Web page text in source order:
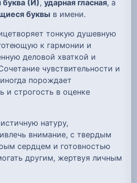
буква (И), ударная гласная, а
буквы в имени.
тонкую душевную
к гармонии и
деловой хваткой и
чувствительности и
порождает
и строгость в оценке
натуру,
внимание, с твердым
сердцем и готовностью
другим, жертвуя личным